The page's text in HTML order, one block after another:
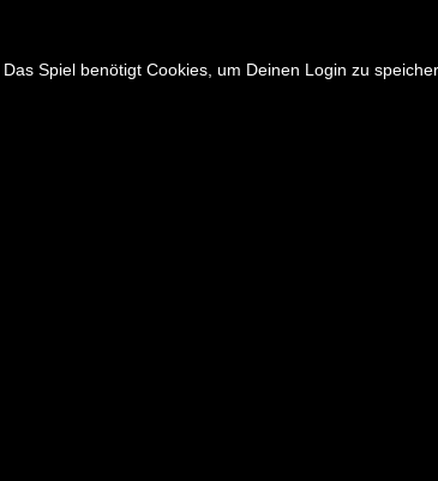
Spiel benötigt Cookies, um Deinen Login zu